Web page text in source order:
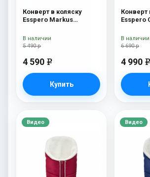
Конверт в коляску
Esspero Markus
шерсть) Chocolat
5 490 р
4 590 e
Купить
В наличии
Конверт
Esspero
6 690 р
4 990 e
В наличии
Видео Видео